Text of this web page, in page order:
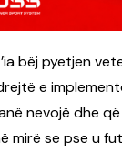
bëj pyetjen
e
nevojë dhe
mirë se pse u